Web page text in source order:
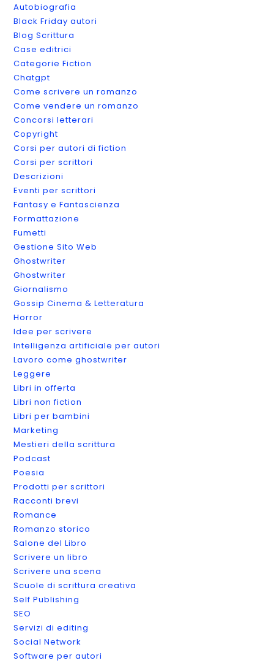
Autobiografia
Black Friday autori
Blog Scrittura
Case editrici
Categorie Fiction
Chatgpt
Come scrivere un romanzo
Come vendere un romanzo
Concorsi letterari
Copyright
Corsi per autori di fiction
Corsi per scrittori
Descrizioni
Eventi per scrittori
Fantasy e Fantascienza
Formattazione
Fumetti
Gestione Sito Web
Ghostwriter
Ghostwriter
Giornalismo
Gossip Cinema & Letteratura
Horror
Idee per scrivere
Intelligenza artificiale per autori
Lavoro come ghostwriter
Leggere
Libri in offerta
Libri non fiction
Libri per bambini
Marketing
Mestieri della scrittura
Podcast
Poesia
Prodotti per scrittori
Racconti brevi
Romance
Romanzo storico
Salone del Libro
Scrivere un libro
Scrivere una scena
Scuole di scrittura creativa
Self Publishing
SEO
Servizi di editing
Social Network
Software per autori